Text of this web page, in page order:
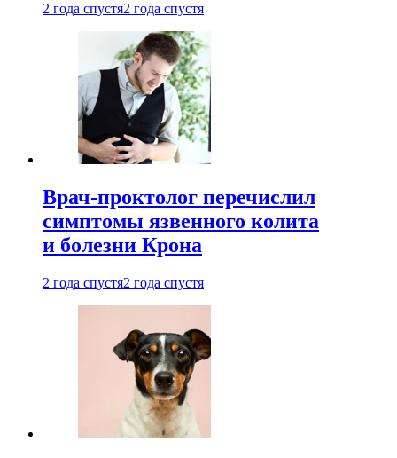
2 года спустя2 года спустя
Врач-проктолог перечислил
симптомы язвенного колита
и болезни Крона
2 года спустя2 года спустя